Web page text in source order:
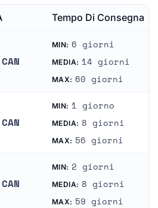
Tempo Di Consegna
CAN
MIN: 6 giorni
MEDIA: 14 giorni
MAX: 60 giorni
CAN
MIN: 1 giorno
MEDIA: 8 giorni
MAX: 56 giorni
CAN
MIN: 2 giorni
MEDIA: 8 giorni
MAX: 59 giorni